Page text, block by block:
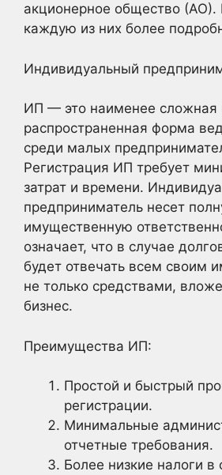
акционерное общество (АО).
каждую из них более
Индивидуальный
ИП — это наименее сложная
распространенная форма
среди малых
Регистрация ИП требует
затрат и времени.
предприниматель несет
имущественную
означает, что в случае
будет отвечать всем своим
не только средствами,
бизнес.
Преимущества ИП:
Простой и быстрый
регистрации.
Минимальные
отчетные требования.
Более низкие налоги в